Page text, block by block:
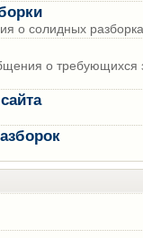
о солидных
о требующихся